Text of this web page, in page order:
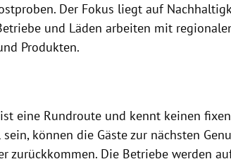
Der Fokus liegt auf
und Läden arbeiten mit
Produkten.
eine Rundroute und kennt keinen
können die Gäste zur nächsten
zurückkommen. Die Betriebe werden